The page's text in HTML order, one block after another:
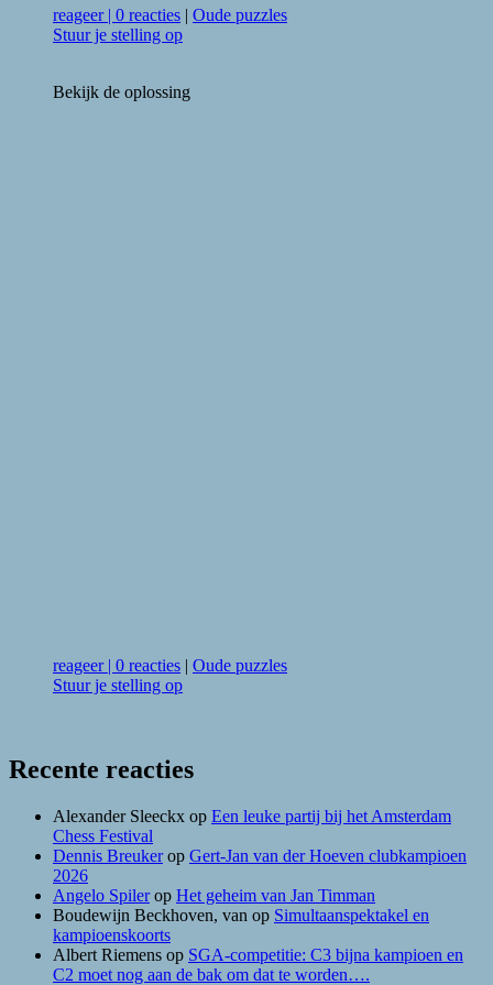
reageer| 0 reacties | Oude puzzles
Stuur je stelling op
Bekijk de oplossing
reageer| 0 reacties | Oude puzzles
Stuur je stelling op
Recente reacties
Alexander Sleeckx op Een leuke partij bij het Amsterdam
Chess Festival
Dennis Breukerop Gert-Jan van der Hoeven clubkampioen
2026
Angelo Spilerop Het geheim van Jan Timman
Boudewijn Beckhoven, van op Simultaanspektakel en
kampioenskoorts
Albert Riemens op SGA-competitie: C3 bijna kampioen en
C2 moet nog aan de bak om dat te worden….